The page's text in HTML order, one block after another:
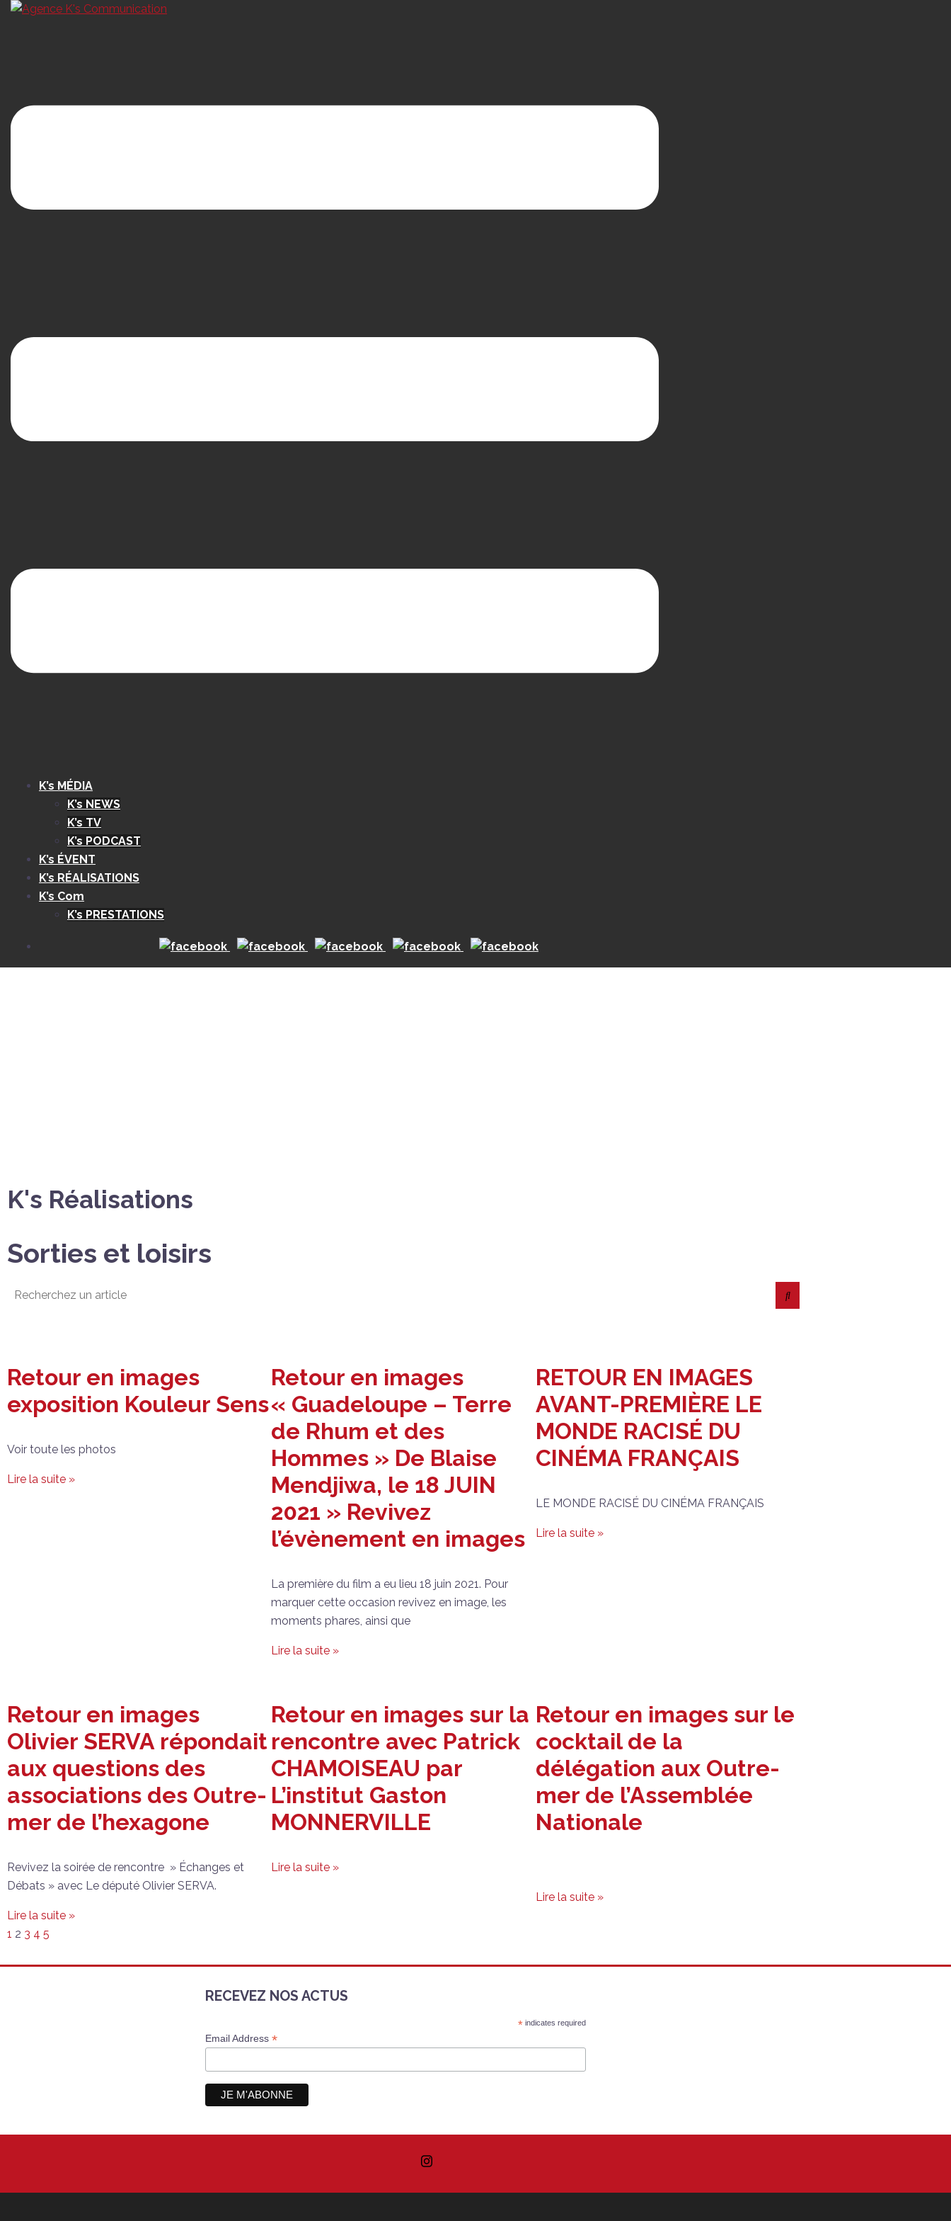
K’s MÉDIA
K’s NEWS
K’s TV
K’s PODCAST
K’s ÉVENT
K’s RÉALISATIONS
K’s Com
K’s PRESTATIONS
K's Réalisations
Sorties et loisirs
Retour en images
exposition Kouleur Sens
Voir toute les photos
Lire la suite »
Retour en images
« Guadeloupe – Terre
de Rhum et des
Hommes » De Blaise
Mendjiwa, le 18 JUIN
2021 » Revivez
l’évènement en images
La première du film a eu lieu 18 juin 2021. Pour
marquer cette occasion revivez en image, les
moments phares, ainsi que
Lire la suite »
RETOUR EN IMAGES
AVANT-PREMIÈRE LE
MONDE RACISÉ DU
CINÉMA FRANÇAIS
LE MONDE RACISÉ DU CINÉMA FRANÇAIS
Lire la suite »
Retour en images
Olivier SERVA répondait
aux questions des
associations des Outre-
mer de l’hexagone
Revivez la soirée de rencontre » Échanges et
Débats » avec Le député Olivier SERVA.
Lire la suite »
Retour en images sur la
rencontre avec Patrick
CHAMOISEAU par
L’institut Gaston
MONNERVILLE
Lire la suite »
Retour en images sur le
cocktail de la
délégation aux Outre-
mer de l’Assemblée
Nationale
Lire la suite »
1 2 3 4 5
RECEVEZ NOS ACTUS
*indicates required
Email Address *